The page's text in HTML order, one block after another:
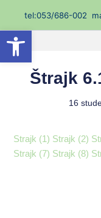
Open toolbar
content
tel:053/686-002
Štrajk
16
Strajk (1) Strajk (2)
Strajk (7) Strajk (8)